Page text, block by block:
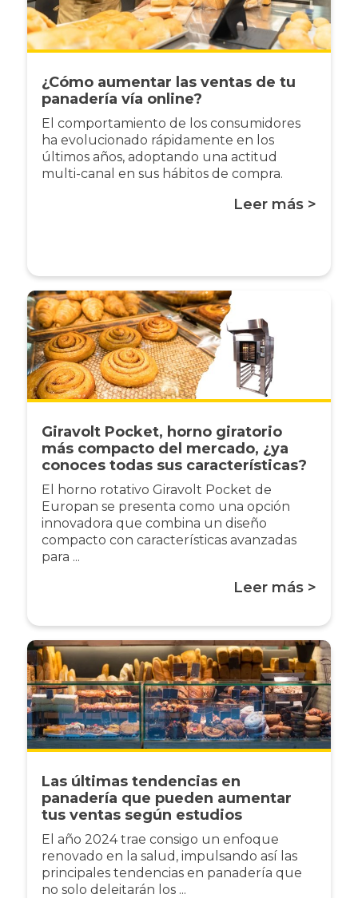
¿Cómo aumentar las ventas de tu
panadería vía online?
El comportamiento de los consumidores
ha evolucionado rápidamente en los
últimos años, adoptando una actitud
multi-canal en sus hábitos de compra.
Leer más >
Giravolt Pocket, horno giratorio
más compacto del mercado, ¿ya
conoces todas sus características?
El horno rotativo Giravolt Pocket de
Europan se presenta como una opción
innovadora que combina un diseño
compacto con características avanzadas
para ...
Leer más >
Las últimas tendencias en
panadería que pueden aumentar
tus ventas según estudios
El año 2024 trae consigo un enfoque
renovado en la salud, impulsando así las
principales tendencias en panadería que
no solo deleitarán los ...